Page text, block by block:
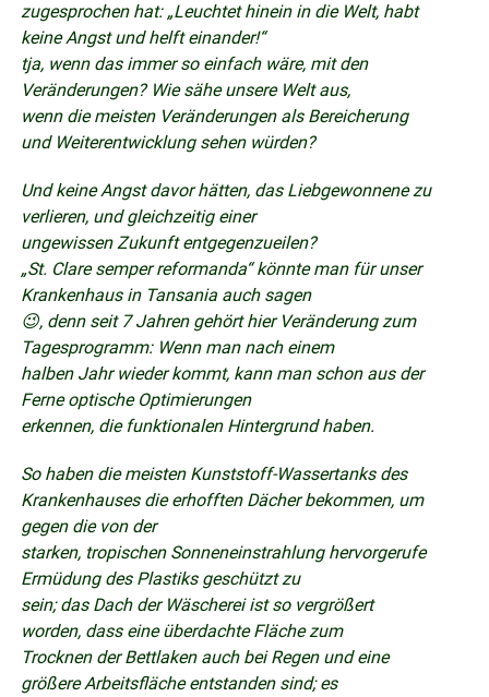
zugesprochen hat: „Leuchtet hinein in die Welt, habt
keine Angst und helft einander!“
tja, wenn das immer so einfach wäre, mit den
Veränderungen? Wie sähe unsere Welt aus,
wenn die meisten Veränderungen als Bereicherung
und Weiterentwicklung sehen würden?
Und keine Angst davor hätten, das Liebgewonnene zu
verlieren, und gleichzeitig einer
ungewissen Zukunft entgegenzueilen?
„St. Clare semper reformanda“ könnte man für unser
Krankenhaus in Tansania auch sagen
😉, denn seit 7 Jahren gehört hier Veränderung zum
Tagesprogramm: Wenn man nach einem
halben Jahr wieder kommt, kann man schon aus der
Ferne optische Optimierungen
erkennen, die funktionalen Hintergrund haben.
So haben die meisten Kunststoff-Wassertanks des
Krankenhauses die erhofften Dächer bekommen, um
gegen die von der
starken, tropischen Sonneneinstrahlung hervorgerufe
Ermüdung des Plastiks geschützt zu
sein; das Dach der Wäscherei ist so vergrößert
worden, dass eine überdachte Fläche zum
Trocknen der Bettlaken auch bei Regen und eine
größere Arbeitsfläche entstanden sind; es